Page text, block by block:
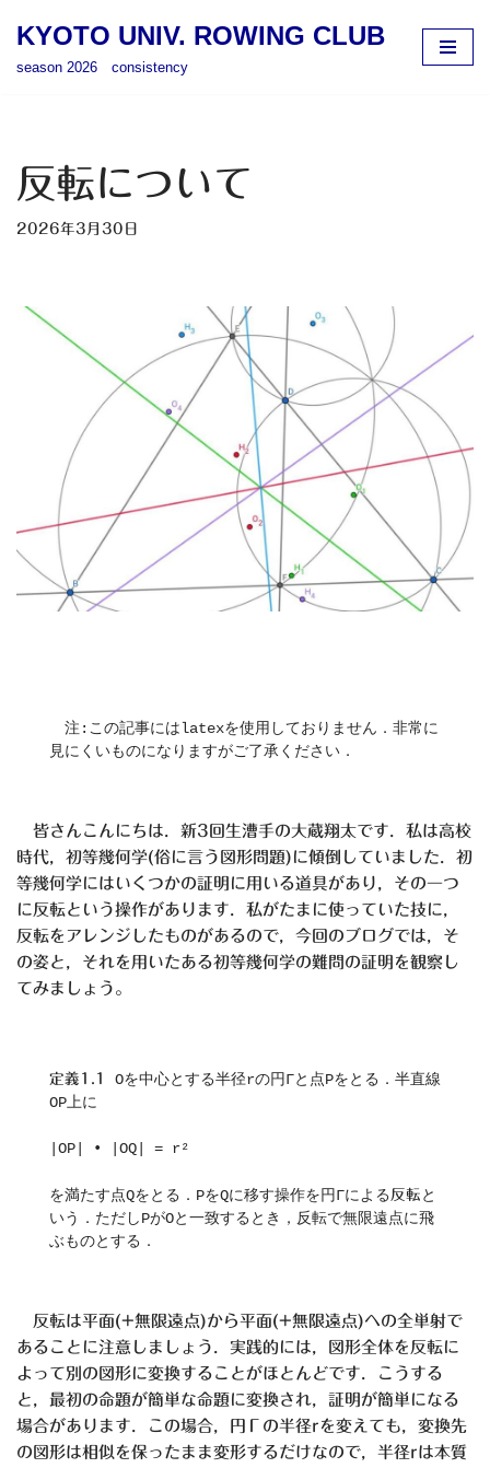
ツ
へ
KYOTO UNIV. ROWING CLUB
season 2026 consistency
反転について
2026年3月30日
注:この記事にはlatexを使用しておりません．非常に
見にくいものになりますがご了承ください．
皆さんこんにちは．新3回生漕手の大蔵翔太です．私は高校
時代，初等幾何学(俗に言う図形問題)に傾倒していました．初
等幾何学にはいくつかの証明に用いる道具があり，その一つ
に反転という操作があります．私がたまに使っていた技に，
反転をアレンジしたものがあるので，今回のブログでは，そ
の姿と，それを用いたある初等幾何学の難問の証明を観察し
てみましょう。
定義1.1
Oを中心とする半径rの円Γと点Pをとる．半直線
OP上に
|OP| • |OQ| = r²
を満たす点Qをとる．PをQに移す操作を円Γによる 反転 と
いう．ただしPがOと一致するとき，反転で無限遠点に飛
ぶものとする．
反転は平面(+無限遠点)から平面(+無限遠点)への全単射で
あることに注意しましょう．実践的には，図形全体を反転に
よって別の図形に変換することがほとんどです．こうする
と，最初の命題が簡単な命題に変換され，証明が簡単になる
場合があります．この場合，円Γの半径rを変えても，変換先
の図形は相似を保ったまま変形するだけなので，半径rは本質